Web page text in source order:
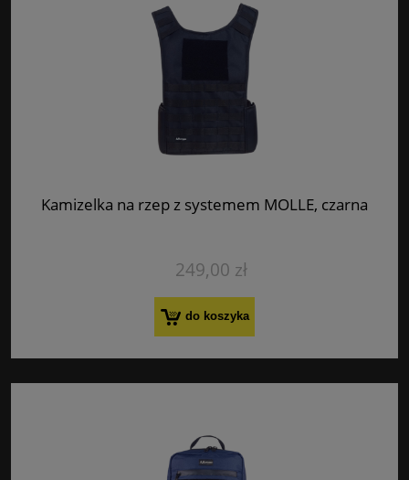
Kamizelka na rzep z systemem MOLLE, czarna
249,00 zł
do koszyka